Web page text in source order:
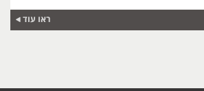
ראו עוד